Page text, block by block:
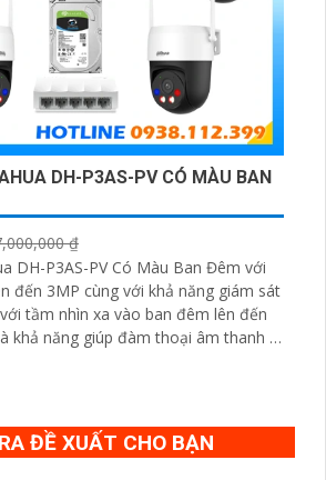
DH-P3AS-PV CÓ MÀU BAN
₫
DH-P3AS-PV Có Màu Ban Đêm với
đến 3MP cùng với khả năng giám sát
tầm nhìn xa vào ban đêm lên đến
khả năng giúp đàm thoại âm thanh 2
ĐỀ XUẤT CHO BẠN